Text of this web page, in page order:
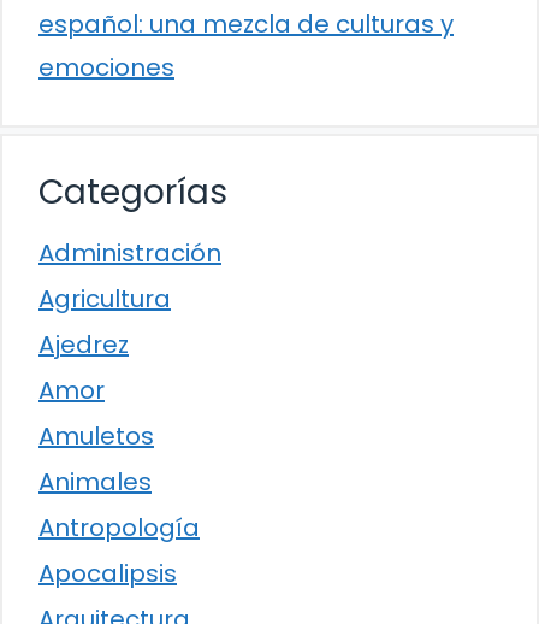
español: una mezcla de culturas y
emociones
Categorías
Administración
Agricultura
Ajedrez
Amor
Amuletos
Animales
Antropología
Apocalipsis